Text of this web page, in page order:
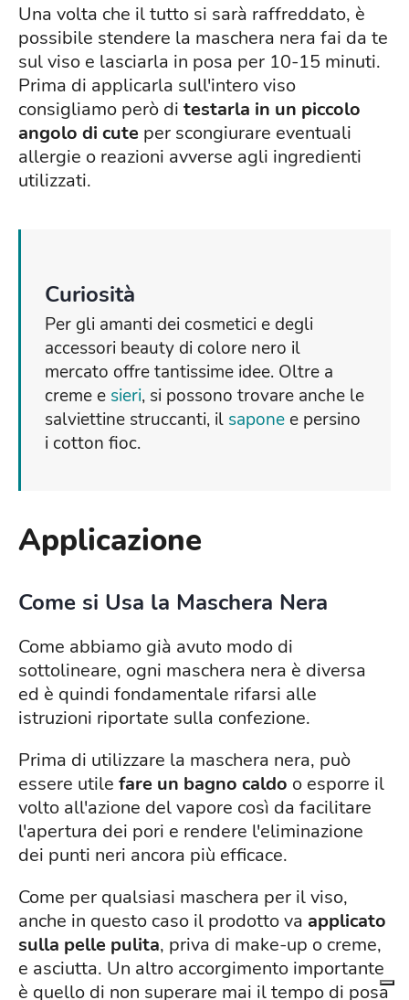
Una volta che il tutto si sarà raffreddato, è
possibile stendere la maschera nera fai da te
sul viso e lasciarla in posa per 10-15 minuti.
Prima di applicarla sull'intero viso
consigliamo però di testarla in un piccolo
angolo di cute per scongiurare eventuali
allergie o reazioni avverse agli ingredienti
utilizzati.
Curiosità
Per gli amanti dei cosmetici e degli
accessori beauty di colore nero il
mercato offre tantissime idee. Oltre a
creme e sieri, si possono trovare anche le
salviettine struccanti, il sapone e persino
i cotton fioc.
Applicazione
Come si Usa la Maschera Nera
Come abbiamo già avuto modo di
sottolineare, ogni maschera nera è diversa
ed è quindi fondamentale rifarsi alle
istruzioni riportate sulla confezione.
Prima di utilizzare la maschera nera, può
essere utile fare un bagno caldo o esporre il
volto all'azione del vapore così da facilitare
l'apertura dei pori e rendere l'eliminazione
dei punti neri ancora più efficace.
Come per qualsiasi maschera per il viso,
anche in questo caso il prodotto va applicato
sulla pelle pulita, priva di make-up o creme,
e asciutta. Un altro accorgimento importante
è quello di non superare mai il tempo di posa